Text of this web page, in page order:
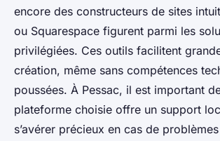
encore des constructeurs de sites
ou Squarespace figurent parmi les
privilégiées. Ces outils facilitent
création, même sans compétences
poussées. À Pessac, il est important
plateforme choisie offre un support
s’avérer précieux en cas de